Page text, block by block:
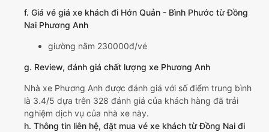
f. Giá vé giá xe khách đi Hớn Quản - Bình Phước từ Đồng
Nai Phương Anh
giường nằm 230000đ/vé
g. Review, đánh giá chất lượng xe Phương Anh
Nhà xe Phương Anh được đánh giá với số điểm trung bình
là 3.4/5 dựa trên 328 đánh giá của khách hàng đã trải
nghiệm dịch vụ của nhà xe này.
h. Thông tin liên hệ, đặt mua vé xe khách từ Đồng Nai đi